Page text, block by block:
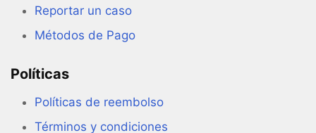
Reportar un caso
Métodos de Pago
Políticas
Políticas de reembolso
Términos y condiciones